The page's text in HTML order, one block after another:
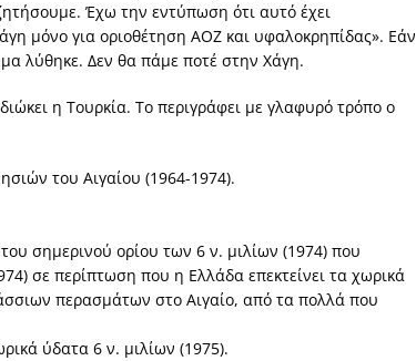
Έχω την εντύπωση ότι αυτό έχει
μόνο για οριοθέτηση ΑΟΖ και υφαλοκρηπίδας». Εάν
λύθηκε. Δεν θα πάμε ποτέ στην Χάγη.
η Τουρκία. Το περιγράφει με γλαφυρό τρόπο ο
του Αιγαίου (1964-1974).
σημερινού ορίου των 6 ν. μιλίων (1974) που
σε περίπτωση που η Ελλάδα επεκτείνει τα χωρικά
περασμάτων στο Αιγαίο, από τα πολλά που
ύδατα 6 ν. μιλίων (1975).